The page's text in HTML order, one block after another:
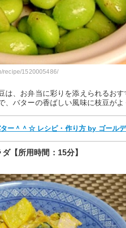
recipe/1520005486/
は、お弁当に彩りを添えられるお
、バターの香ばしい風味に枝豆がよ
ー＾＾☆ レシピ・作り方 by ゴール
【所用時間：15分】